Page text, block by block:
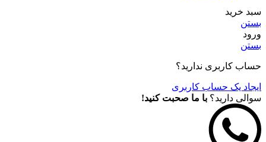
سبد خرید
بستن
ورود
بستن
حساب کاربری ندارید؟
ایجاد یک حساب کاربری
سوالی دارید؟ با ما صحبت کنید!